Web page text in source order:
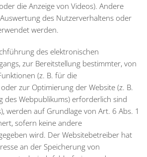
die Anzeige von Videos). Andere
des Nutzerverhaltens oder
werden.
des elektronischen
zur Bereitstellung bestimmter, von
(z. B. für die
zur Optimierung der Website (z. B.
des Webpublikums) erforderlich sind
werden auf Grundlage von Art. 6 Abs. 1
sofern keine andere
wird. Der Websitebetreiber hat
an der Speicherung von